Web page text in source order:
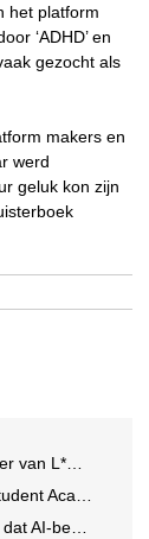
het platform
‘ADHD’ en
gezocht als
makers en
werd
geluk kon zijn
KLEINE
Award
misleidt